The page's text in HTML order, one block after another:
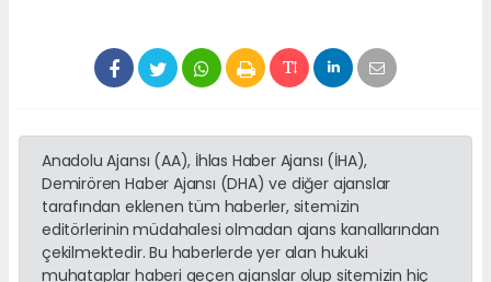
Anadolu Ajansı (AA), İhlas Haber Ajansı (İHA),
Demirören Haber Ajansı (DHA) ve diğer ajanslar
tarafından eklenen tüm haberler, sitemizin
editörlerinin müdahalesi olmadan ajans kanallarından
çekilmektedir. Bu haberlerde yer alan hukuki
muhataplar haberi geçen ajanslar olup sitemizin hiç